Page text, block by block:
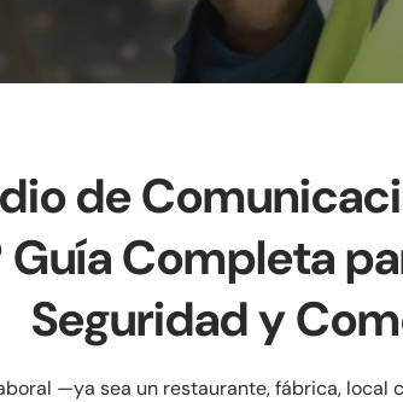
de
Completa
Seguridad y
—ya sea un restaurante, fábrica,